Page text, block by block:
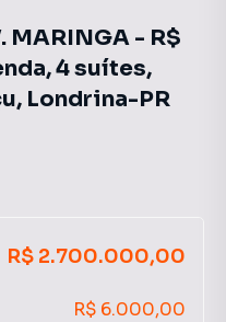
MARINGA - R$
4 suítes,
Londrina-PR
R$ 2.700.000,00
R$ 6.000,00